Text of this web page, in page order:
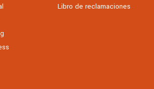
Libro de reclamaciones